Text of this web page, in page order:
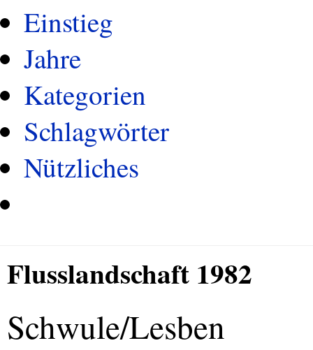
Einstieg
Jahre
Kategorien
Schlagwörter
Nützliches
Flusslandschaft 1982
Schwule/Lesben